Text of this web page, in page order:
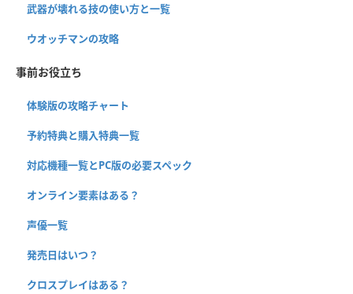
武器が壊れる技の使い方と一覧
ウオッチマンの攻略
事前お役立ち
体験版の攻略チャート
予約特典と購入特典一覧
対応機種一覧とPC版の必要スペック
オンライン要素はある？
声優一覧
発売日はいつ？
クロスプレイはある？